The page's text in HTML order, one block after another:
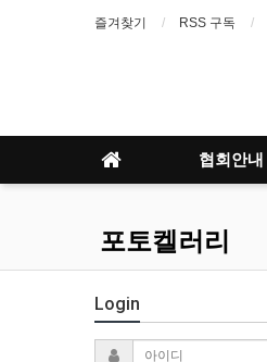
즐겨찾기 RSS 구독
협회안내
포토켈러리
Login